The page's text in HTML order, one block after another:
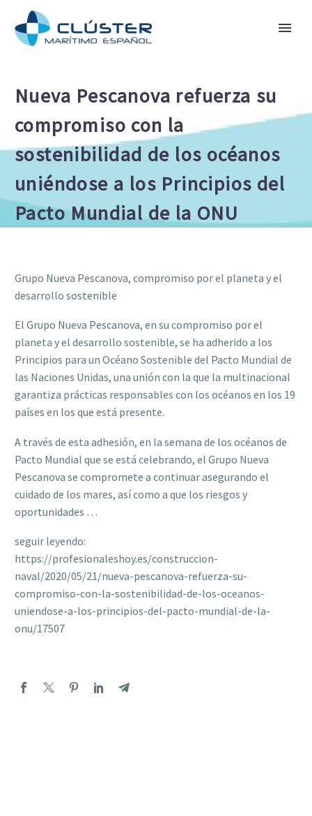
Nueva Pescanova refuerza su
compromiso con la
sostenibilidad de los océanos
uniéndose a los Principios del
Pacto Mundial de la ONU
Grupo Nueva Pescanova, compromiso por el planeta y el
desarrollo sostenible
El Grupo Nueva Pescanova, en su compromiso por el
planeta y el desarrollo sostenible, se ha adherido a los
Principios para un Océano Sostenible del Pacto Mundial de
las Naciones Unidas, una unión con la que la multinacional
garantiza prácticas responsables con los océanos en los 19
países en los que está presente.
A través de esta adhesión, en la semana de los océanos de
Pacto Mundial que se está celebrando, el Grupo Nueva
Pescanova se compromete a continuar asegurando el
cuidado de los mares, así como a que los riesgos y
oportunidades …
seguir leyendo:
https://profesionaleshoy.es/construccion-
naval/2020/05/21/nueva-pescanova-refuerza-su-
compromiso-con-la-sostenibilidad-de-los-oceanos-
uniendose-a-los-principios-del-pacto-mundial-de-la-
onu/17507